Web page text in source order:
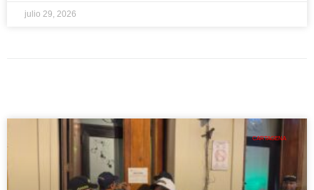
julio 29, 2026
CARTAGENA